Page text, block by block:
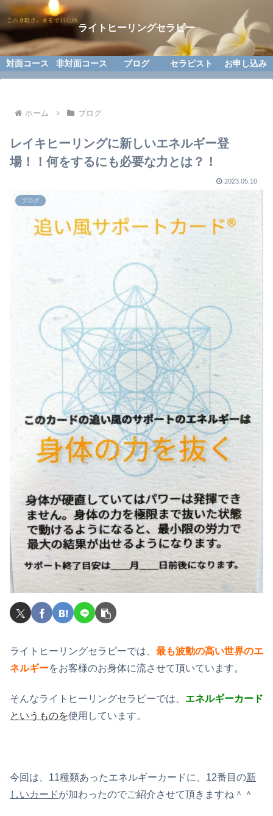
ライトヒーリングセラピー
対面コース 非対面コース ブログ セラピスト お申し込み
ホーム ブログ
レイキヒーリングに新しいエネルギー登
場！！何をするにも必要な力とは？！
2023.05.10
ブログ
ライトヒーリングセラピーでは、 最も波動の高い世界のエ
ネルギーをお客様のお身体に流させて頂いています。
そんなライトヒーリングセラピーでは、 エネルギーカード
というものを使用しています。
今回は、11種類あったエネルギーカードに、12番目の新
しいカードが加わったのでご紹介させて頂きますね＾＾